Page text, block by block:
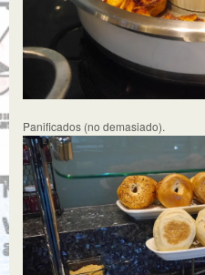
Panificados (no demasiado).